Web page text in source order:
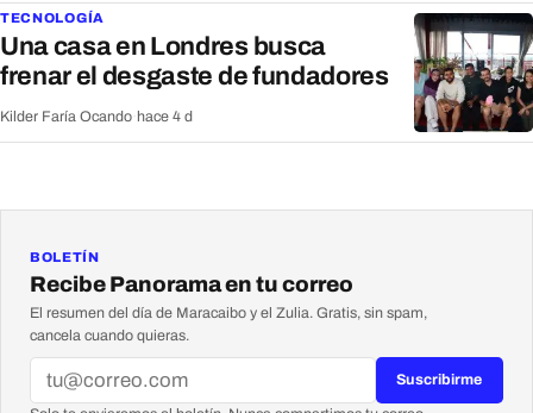
TECNOLOGÍA
Una casa en Londres busca
frenar el desgaste de fundadores
Kilder Faría Ocando hace 4 d
BOLETÍN
Recibe Panorama en tu correo
El resumen del día de Maracaibo y el Zulia. Gratis, sin spam,
cancela cuando quieras.
Suscribirme